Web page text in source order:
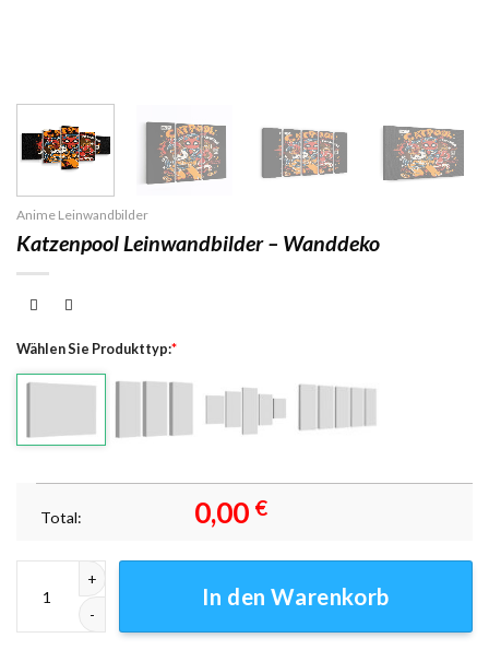
Anime Leinwandbilder
Katzenpool Leinwandbilder – Wanddeko
Wählen Sie Produkttyp:*
Total: 0,00 €
In den Warenkorb